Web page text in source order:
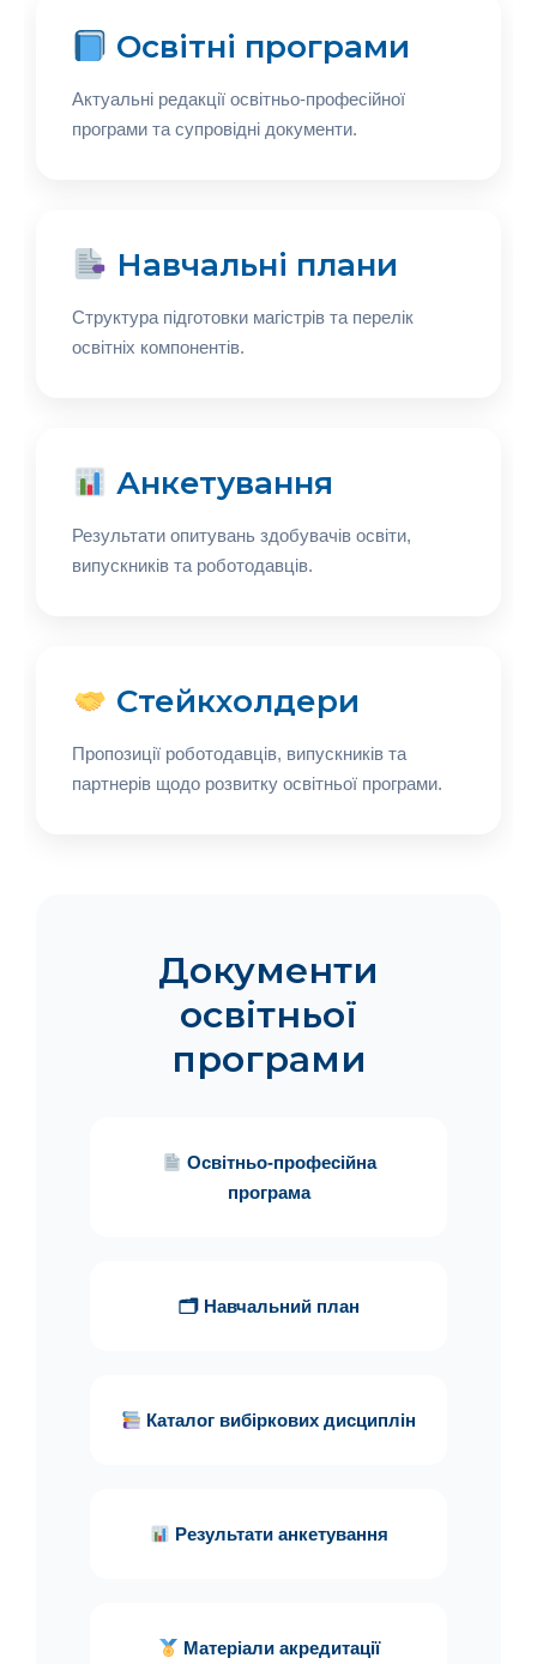
Освітні програми
Актуальні редакції освітньо-професійної
програми та супровідні документи.
Навчальні плани
Структура підготовки магістрів та перелік
освітніх компонентів.
Анкетування
Результати опитувань здобувачів освіти,
випускників та роботодавців.
Стейкхолдери
Пропозиції роботодавців, випускників та
партнерів щодо розвитку освітньої програми.
Документи
освітньої
програми
Освітньо-професійна
програма
🗂 Навчальний план
Каталог вибіркових дисциплін
Результати анкетування
Матеріали акредитації